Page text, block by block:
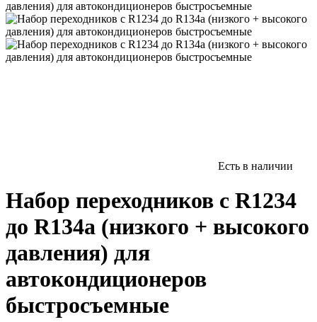
Есть в наличии
Набор переходников с R1234
до R134a (низкого + высокого
давления) для
автокондиционеров
быстросъемные